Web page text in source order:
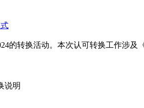
的转换活动。本次认可转换工作涉
说明